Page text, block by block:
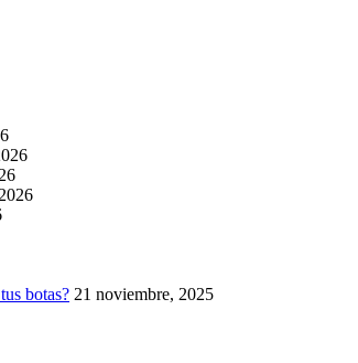
botas? 21 noviembre, 2025